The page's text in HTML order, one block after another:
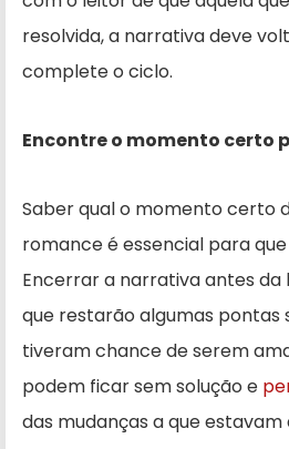
resolvida, a narrativa deve
complete o ciclo.
Encontre o momento certo
Saber qual o momento certo
romance é essencial para
Encerrar a narrativa antes da
que restarão algumas pontas
tiveram chance de serem
podem ficar sem solução e
das mudanças a que